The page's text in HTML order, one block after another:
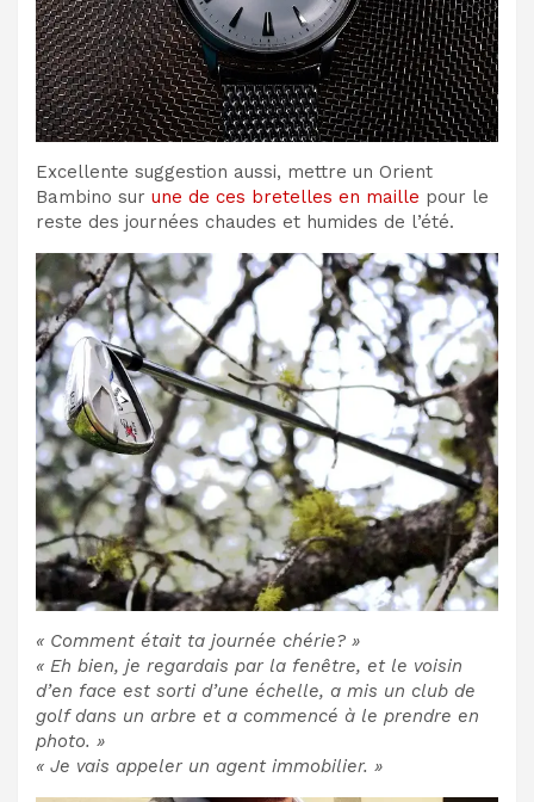
Excellente suggestion aussi, mettre un Orient
Bambino sur une de ces bretelles en maille pour le
reste des journées chaudes et humides de l’été.
« Comment était ta journée chérie? »
« Eh bien, je regardais par la fenêtre, et le voisin
d’en face est sorti d’une échelle, a mis un club de
golf dans un arbre et a commencé à le prendre en
photo. »
« Je vais appeler un agent immobilier. »